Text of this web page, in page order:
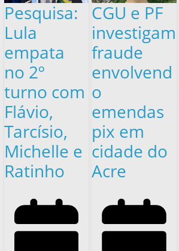
Pesquisa:
Lula
empata
no 2º
turno com
Flávio,
Tarcísio,
Michelle e
Ratinho
CGU e PF
investigam
fraude
envolvend
o
emendas
pix em
cidade do
Acre